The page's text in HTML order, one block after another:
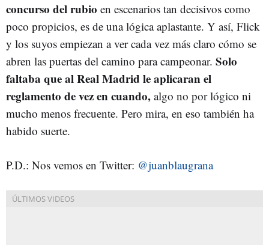
concurso del rubio en escenarios tan decisivos como
poco propicios, es de una lógica aplastante. Y así, Flick
y los suyos empiezan a ver cada vez más claro cómo se
abren las puertas del camino para campeonar. Solo
faltaba que al Real Madrid le aplicaran el
reglamento de vez en cuando, algo no por lógico ni
mucho menos frecuente. Pero mira, en eso también ha
habido suerte.
P.D.: Nos vemos en Twitter: @juanblaugrana